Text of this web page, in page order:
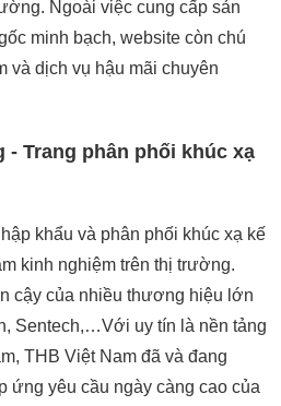
Ngoài việc cung cấp sản
minh bạch, website còn chú
và dịch vụ hậu mãi chuyên
- Trang phân phối khúc xạ
khẩu và phân phối khúc xạ kế
kinh nghiệm trên thị trường.
cậy của nhiều thương hiệu lớn
Sentech,…Với uy tín là nền tảng
THB Việt Nam đã và đang
ứng yêu cầu ngày càng cao của